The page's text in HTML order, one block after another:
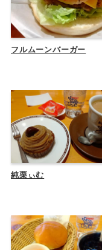
フルムーンバーガー
純栗ぃむ